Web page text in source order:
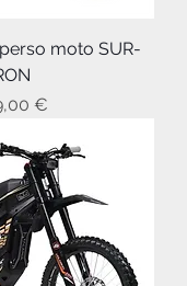
moto SUR-
€